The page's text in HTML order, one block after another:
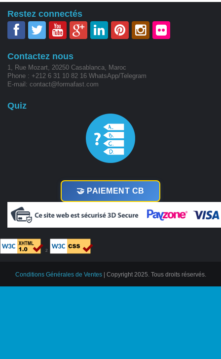
Restez connectés
Contactez nous
1, Rue Mozart, 20250 Casablanca, Maroc
Phone : +212 6 31 10 82 16 WhatsApp/Telegram
E-mail: contact@formafast.com
Quiz
🤝 PAIEMENT CB
²
Conditions Générales de Ventes| Copyright 2025. Tous droits réservés.